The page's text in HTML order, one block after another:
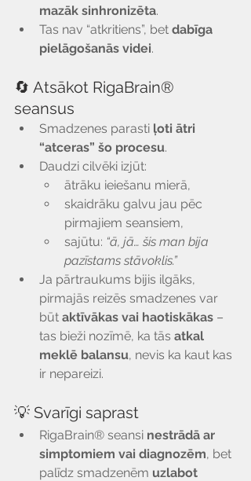
mazāk sinhronizēta.
Tas nav “atkritiens”, bet dabīga
pielāgošanās videi.
🔄 Atsākot RigaBrain®
seansus
Smadzenes parasti ļoti ātri
“atceras” šo procesu.
Daudzi cilvēki izjūt:
ātrāku ieiešanu mierā,
skaidrāku galvu jau pēc
pirmajiem seansiem,
sajūtu: “ā, jā… šis man bija
pazīstams stāvoklis.”
Ja pārtraukums bijis ilgāks,
pirmajās reizēs smadzenes var
būt aktīvākas vai haotiskākas –
tas bieži nozīmē, ka tās atkal
meklē balansu, nevis ka kaut kas
ir nepareizi.
💡 Svarīgi saprast
RigaBrain® seansi nestrādā ar
simptomiem vai diagnozēm, bet
palīdz smadzenēm uzlabot